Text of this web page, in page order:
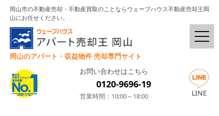
岡山市の不動産売却・不動産買取のことならウェーブハウス不動産売却王岡
山にお任せください。
岡山のアパート・収益物件 売却専門サイト
お問い合わせはこちら
0120-9696-19
営業時間：10:00～18:00 LINE